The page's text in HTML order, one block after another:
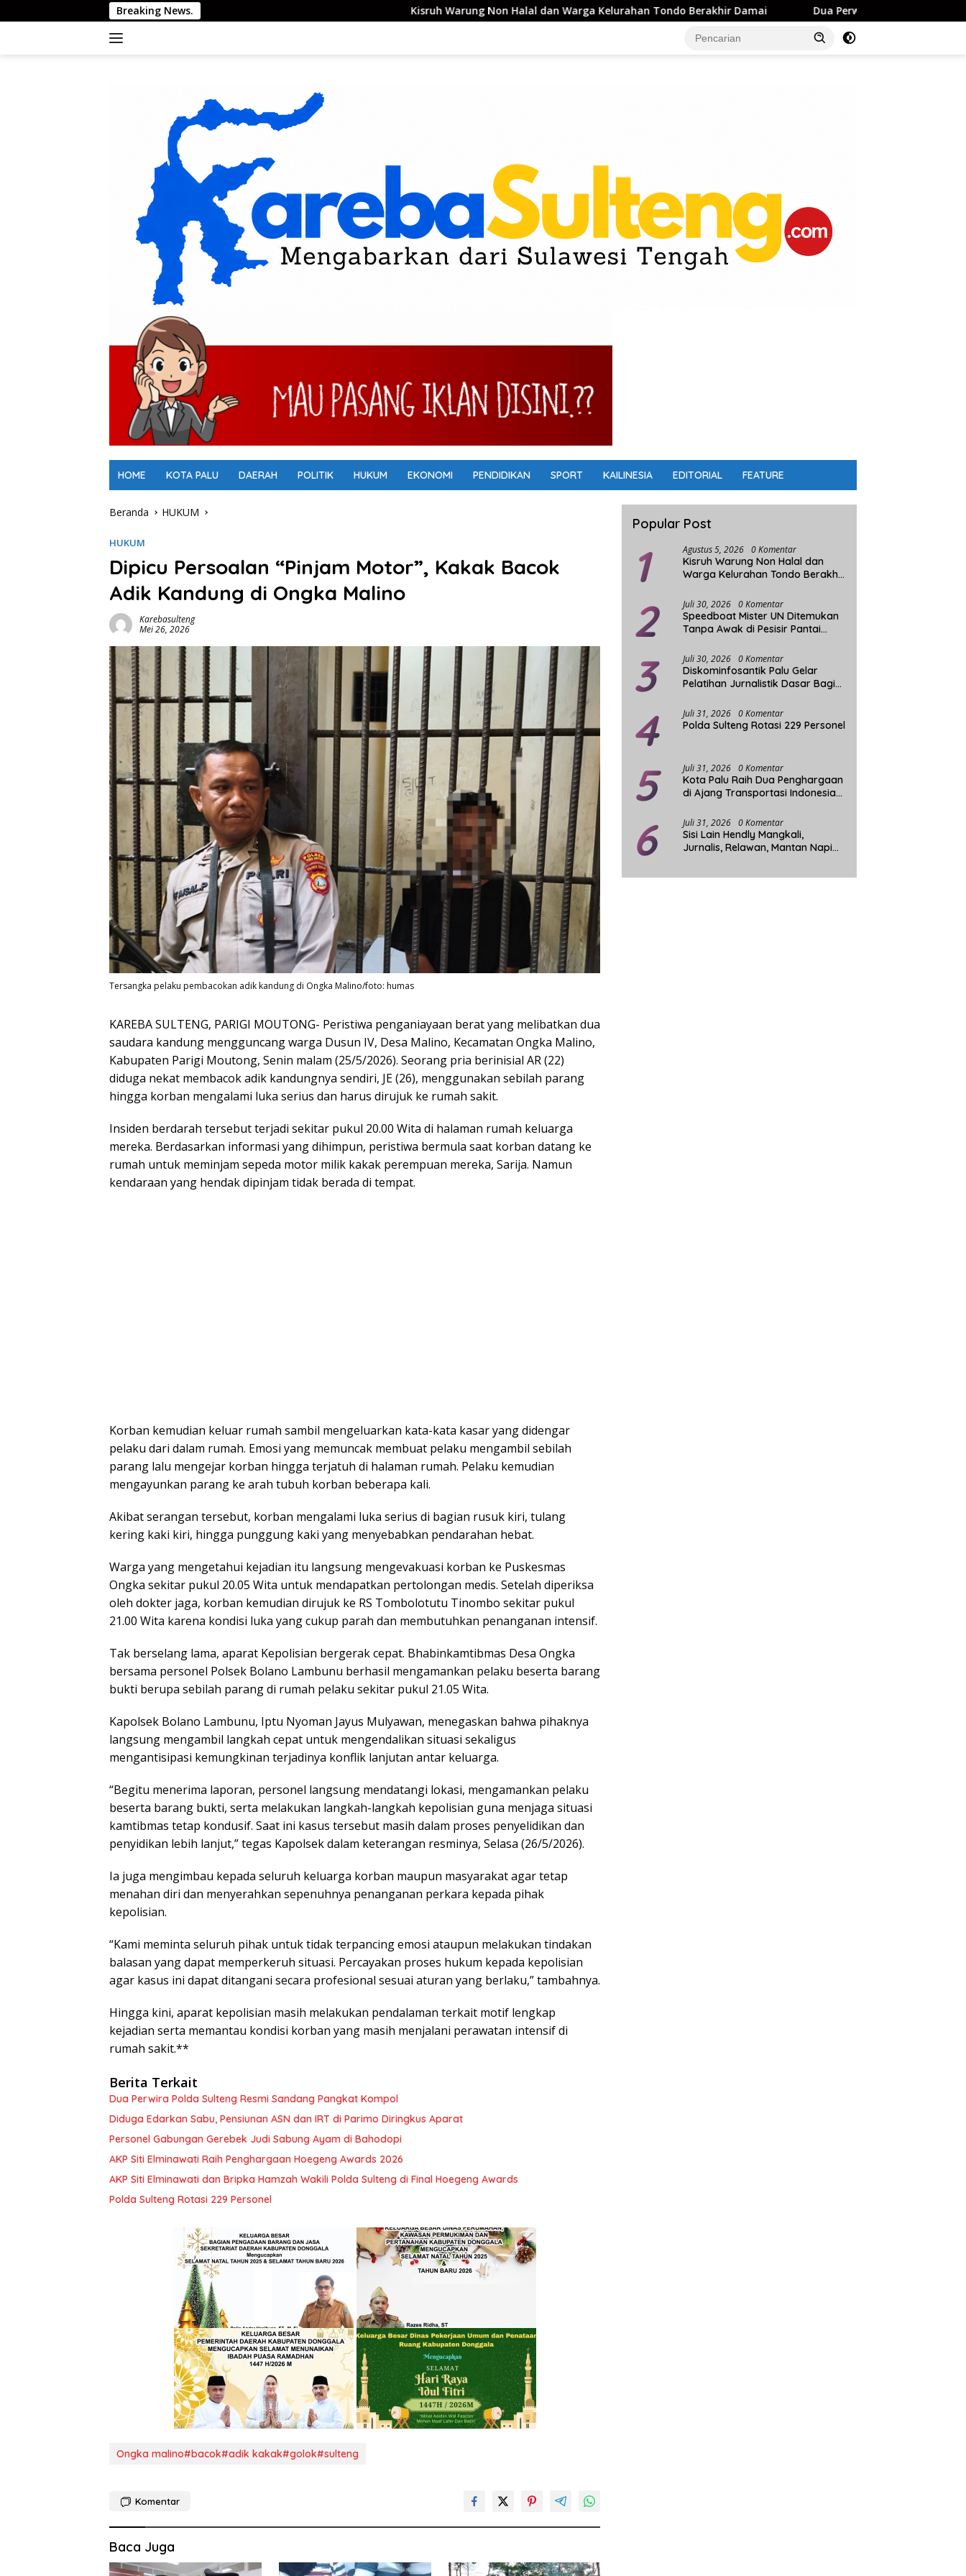
ke
Breaking News. Kisruh Warung Non Halal dan Warga Kelurahan Tondo Berakhir Damai Dua Perwira Polda Sulteng Resmi Sandang
HOME KOTA PALU DAERAH POLITIK HUKUM EKONOMI PENDIDIKAN SPORT KAILINESIA EDITORIAL FEATURE
Beranda HUKUM
HUKUM
Dipicu Persoalan “Pinjam Motor”, Kakak Bacok
Adik Kandung di Ongka Malino
Karebasulteng
Mei 26, 2026
Tersangka pelaku pembacokan adik kandung di Ongka Malino/foto: humas
KAREBA SULTENG, PARIGI MOUTONG- Peristiwa penganiayaan berat yang melibatkan dua
saudara kandung mengguncang warga Dusun IV, Desa Malino, Kecamatan Ongka Malino,
Kabupaten Parigi Moutong, Senin malam (25/5/2026). Seorang pria berinisial AR (22)
diduga nekat membacok adik kandungnya sendiri, JE (26), menggunakan sebilah parang
hingga korban mengalami luka serius dan harus dirujuk ke rumah sakit.
Insiden berdarah tersebut terjadi sekitar pukul 20.00 Wita di halaman rumah keluarga
mereka. Berdasarkan informasi yang dihimpun, peristiwa bermula saat korban datang ke
rumah untuk meminjam sepeda motor milik kakak perempuan mereka, Sarija. Namun
kendaraan yang hendak dipinjam tidak berada di tempat.
Korban kemudian keluar rumah sambil mengeluarkan kata-kata kasar yang didengar
pelaku dari dalam rumah. Emosi yang memuncak membuat pelaku mengambil sebilah
parang lalu mengejar korban hingga terjatuh di halaman rumah. Pelaku kemudian
mengayunkan parang ke arah tubuh korban beberapa kali.
Akibat serangan tersebut, korban mengalami luka serius di bagian rusuk kiri, tulang
kering kaki kiri, hingga punggung kaki yang menyebabkan pendarahan hebat.
Warga yang mengetahui kejadian itu langsung mengevakuasi korban ke Puskesmas
Ongka sekitar pukul 20.05 Wita untuk mendapatkan pertolongan medis. Setelah diperiksa
oleh dokter jaga, korban kemudian dirujuk ke RS Tombolotutu Tinombo sekitar pukul
21.00 Wita karena kondisi luka yang cukup parah dan membutuhkan penanganan intensif.
Tak berselang lama, aparat Kepolisian bergerak cepat. Bhabinkamtibmas Desa Ongka
bersama personel Polsek Bolano Lambunu berhasil mengamankan pelaku beserta barang
bukti berupa sebilah parang di rumah pelaku sekitar pukul 21.05 Wita.
Kapolsek Bolano Lambunu, Iptu Nyoman Jayus Mulyawan, menegaskan bahwa pihaknya
langsung mengambil langkah cepat untuk mengendalikan situasi sekaligus
mengantisipasi kemungkinan terjadinya konflik lanjutan antar keluarga.
“Begitu menerima laporan, personel langsung mendatangi lokasi, mengamankan pelaku
beserta barang bukti, serta melakukan langkah-langkah kepolisian guna menjaga situasi
kamtibmas tetap kondusif. Saat ini kasus tersebut masih dalam proses penyelidikan dan
penyidikan lebih lanjut,” tegas Kapolsek dalam keterangan resminya, Selasa (26/5/2026).
Ia juga mengimbau kepada seluruh keluarga korban maupun masyarakat agar tetap
menahan diri dan menyerahkan sepenuhnya penanganan perkara kepada pihak
kepolisian.
“Kami meminta seluruh pihak untuk tidak terpancing emosi ataupun melakukan tindakan
balasan yang dapat memperkeruh situasi. Percayakan proses hukum kepada kepolisian
agar kasus ini dapat ditangani secara profesional sesuai aturan yang berlaku,” tambahnya.
Hingga kini, aparat kepolisian masih melakukan pendalaman terkait motif lengkap
kejadian serta memantau kondisi korban yang masih menjalani perawatan intensif di
rumah sakit.**
Berita Terkait
Dua Perwira Polda Sulteng Resmi Sandang Pangkat Kompol
Diduga Edarkan Sabu, Pensiunan ASN dan IRT di Parimo Diringkus Aparat
Personel Gabungan Gerebek Judi Sabung Ayam di Bahodopi
AKP Siti Elminawati Raih Penghargaan Hoegeng Awards 2026
AKP Siti Elminawati dan Bripka Hamzah Wakili Polda Sulteng di Final Hoegeng Awards
Polda Sulteng Rotasi 229 Personel
Ongka malino#bacok#adik kakak#golok#sulteng
Komentar
Baca Juga
Popular Post
1 Agustus 5, 2026 0 Komentar
Kisruh Warung Non Halal dan
Warga Kelurahan Tondo Berakhir
2 Juli 30, 2026 0 Komentar
Speedboat Mister UN Ditemukan
Tanpa Awak di Pesisir Pantai
3 Juli 30, 2026 0 Komentar
Diskominfosantik Palu Gelar
Pelatihan Jurnalistik Dasar Bagi
4 Juli 31, 2026 0 Komentar
Polda Sulteng Rotasi 229 Personel
5 Juli 31, 2026 0 Komentar
Kota Palu Raih Dua Penghargaan
di Ajang Transportasi Indonesia
6 Juli 31, 2026 0 Komentar
Sisi Lain Hendly Mangkali,
Jurnalis, Relawan, Mantan Napi